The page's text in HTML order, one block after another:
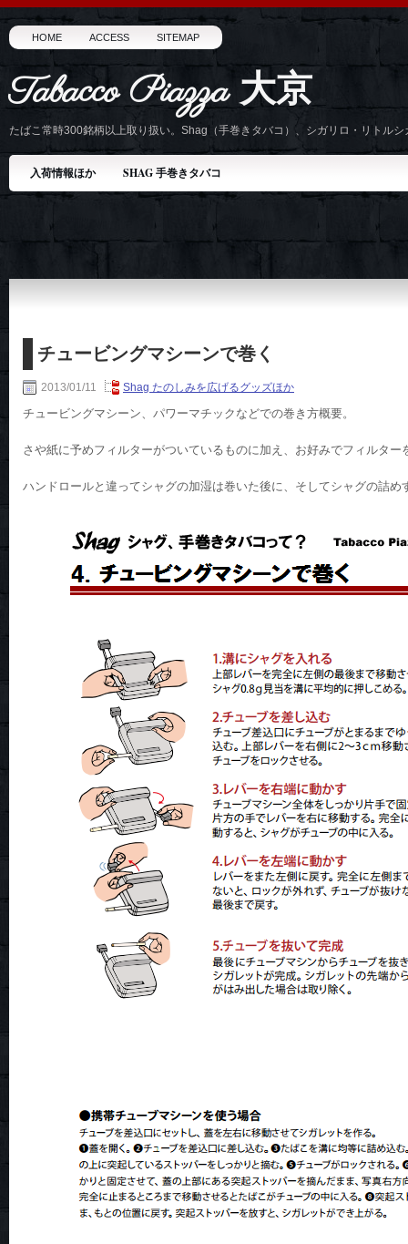
HOME ACCESS SITEMAP
Tabacco Piazza 大京
たばこ常時300銘柄以上取り扱い。Shag（手巻きタバコ）、シガリロ・リトル
入荷情報ほか SHAG 手巻きタバコ
チュービングマシーンで巻く
2013/01/11 Shag たのしみを広げるグッズほか
チュービングマシーン、パワーマチックなどでの巻き方概要。
さや紙に予めフィルターがついているものに加え、お好みでフィルター
ハンドロールと違ってシャグの加湿は巻いた後に、そしてシャグの詰め